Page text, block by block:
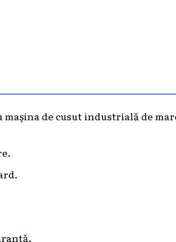
de cusut industrială de